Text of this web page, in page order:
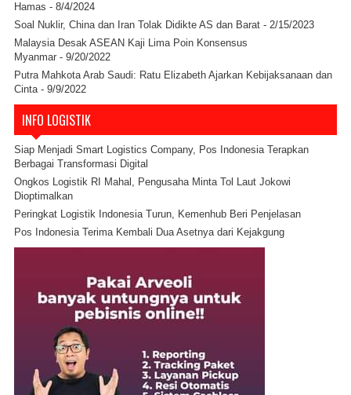
Hamas - 8/4/2024
Soal Nuklir, China dan Iran Tolak Didikte AS dan Barat - 2/15/2023
Malaysia Desak ASEAN Kaji Lima Poin Konsensus
Myanmar - 9/20/2022
Putra Mahkota Arab Saudi: Ratu Elizabeth Ajarkan Kebijaksanaan dan
Cinta- 9/9/2022
INFO LOGISTIK
Siap Menjadi Smart Logistics Company, Pos Indonesia Terapkan
Berbagai Transformasi Digital
Ongkos Logistik RI Mahal, Pengusaha Minta Tol Laut Jokowi
Dioptimalkan
Peringkat Logistik Indonesia Turun, Kemenhub Beri Penjelasan
Pos Indonesia Terima Kembali Dua Asetnya dari Kejakgung